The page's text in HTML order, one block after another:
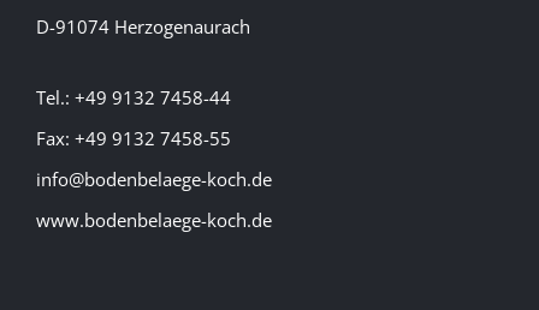
D-91074 Herzogenaurach
Tel.: +49 9132 7458-44
Fax: +49 9132 7458-55
info@bodenbelaege-koch.de
www.bodenbelaege-koch.de